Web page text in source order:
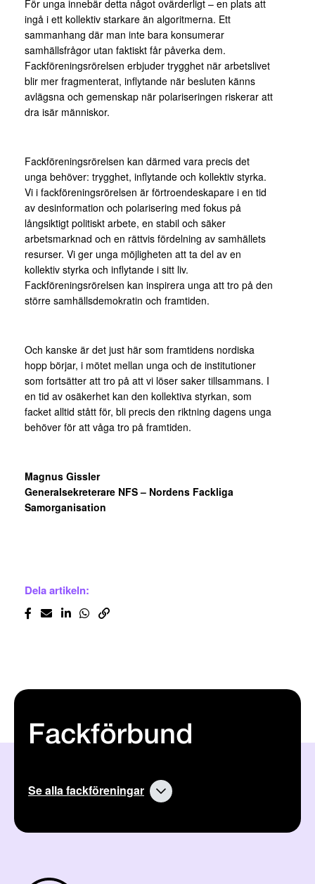
För unga innebär detta något ovärderligt – en plats att
ingå i ett kollektiv starkare än algoritmerna. Ett
sammanhang där man inte bara konsumerar
samhällsfrågor utan faktiskt får påverka dem.
Fackföreningsrörelsen erbjuder trygghet när arbetslivet
blir mer fragmenterat, inflytande när besluten känns
avlägsna och gemenskap när polariseringen riskerar att
dra isär människor.
Fackföreningsrörelsen kan därmed vara precis det
unga behöver: trygghet, inflytande och kollektiv styrka.
Vi i fackföreningsrörelsen är förtroendeskapare i en tid
av desinformation och polarisering med fokus på
långsiktigt politiskt arbete, en stabil och säker
arbetsmarknad och en rättvis fördelning av samhällets
resurser. Vi ger unga möjligheten att ta del av en
kollektiv styrka och inflytande i sitt liv.
Fackföreningsrörelsen kan inspirera unga att tro på den
större samhällsdemokratin och framtiden.
Och kanske är det just här som framtidens nordiska
hopp börjar, i mötet mellan unga och de institutioner
som fortsätter att tro på att vi löser saker tillsammans. I
en tid av osäkerhet kan den kollektiva styrkan, som
facket alltid stått för, bli precis den riktning dagens unga
behöver för att våga tro på framtiden.
Magnus Gissler
Generalsekreterare NFS – Nordens Fackliga
Samorganisation
Dela artikeln:
Fackförbund
Se alla fackföreningar